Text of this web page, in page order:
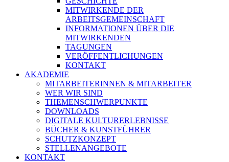
MITWIRKENDE DER
ARBEITSGEMEINSCHAFT
INFORMATIONEN ÜBER DIE
MITWIRKENDEN
TAGUNGEN
VERÖFFENTLICHUNGEN
KONTAKT
AKADEMIE
MITARBEITERINNEN & MITARBEITER
WER WIR SIND
THEMENSCHWERPUNKTE
DOWNLOADS
DIGITALE KULTURERLEBNISSE
BÜCHER & KUNSTFÜHRER
SCHUTZKONZEPT
STELLENANGEBOTE
KONTAKT